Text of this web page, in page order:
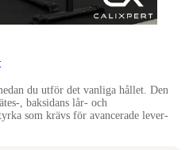
du utför det vanliga hållet. Den
, baksidans lår- och
som krävs för avancerade lever-